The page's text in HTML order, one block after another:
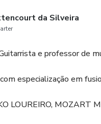
da Silveira
e professor de
especialização em
LOUREIRO, MOZART